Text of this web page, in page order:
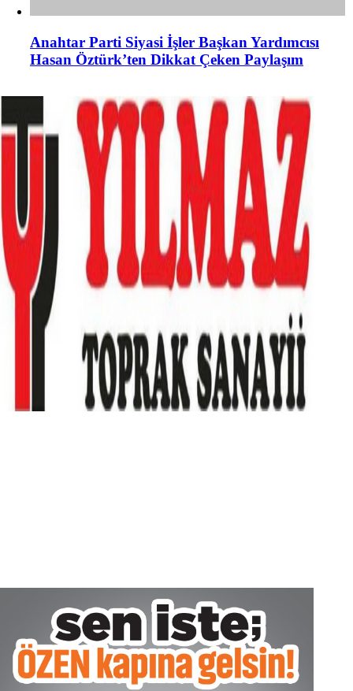
Anahtar Parti Siyasi İşler Başkan Yardımcısı
Hasan Öztürk’ten Dikkat Çeken Paylaşım